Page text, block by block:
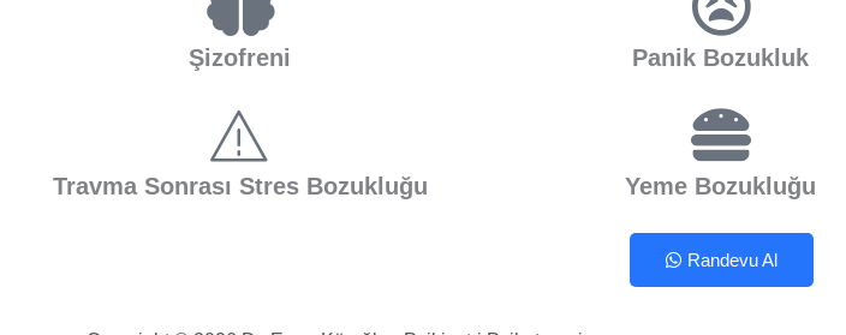
Şizofreni Panik Bozukluk
Travma Sonrası Stres Bozukluğu Yeme Bozukluğu
Randevu Al